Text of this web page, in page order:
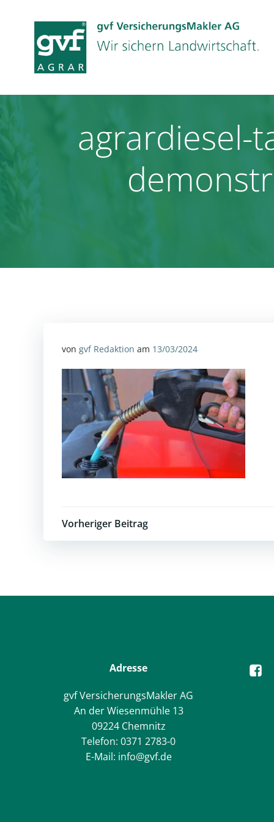
springen
agrardiesel-
von gvf Redaktion am 13/03/2024
Post
Vorheriger Beitrag
Adresse
gvf VersicherungsMakler AG
An der Wiesenmühle 13
09224 Chemnitz
Telefon: 0371 2783-0
E-Mail: info@gvf.de